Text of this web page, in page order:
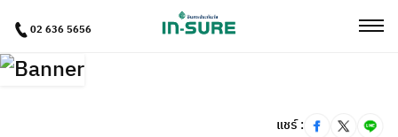
02 636 5656
แชร์ :